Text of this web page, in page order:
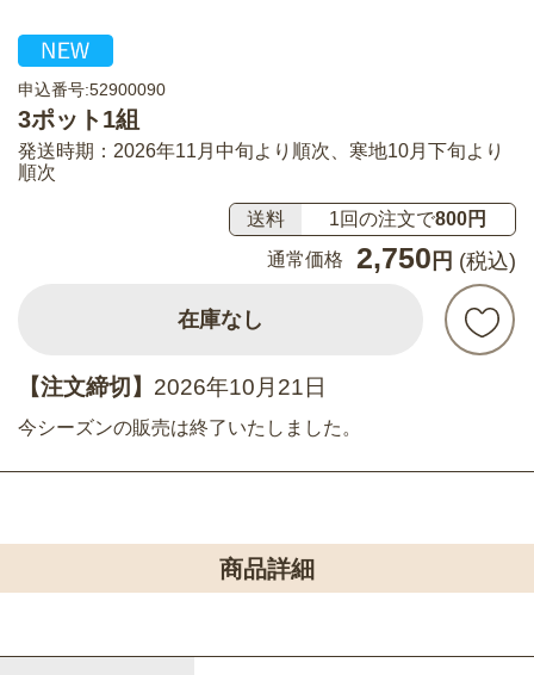
申込番号:52900090
3ポット1組
発送時期：2026年11月中旬より順次、寒地10月下旬より
順次
送料 1回の注文で800円
通常価格
2,750 円 (税込)
在庫なし
【注文締切】 2026年10月21日
今シーズンの販売は終了いたしました。
商品詳細